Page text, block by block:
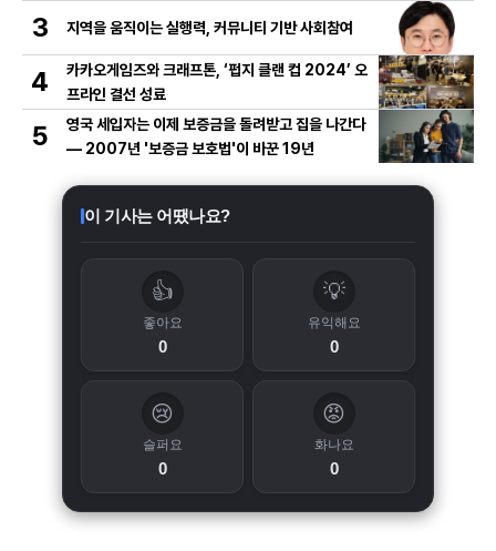
3 지역을 움직이는 실행력, 커뮤니티 기반 사회참여
4
카카오게임즈와 크래프톤, ‘펍지 클랜 컵 2024’ 오
프라인 결선 성료
5
영국 세입자는 이제 보증금을 돌려받고 집을 나간다
— 2007년 '보증금 보호법'이 바꾼 19년
이 기사는 어땠나요?
👍
좋아요
0
💡
유익해요
0
😢
슬퍼요
0
😡
화나요
0